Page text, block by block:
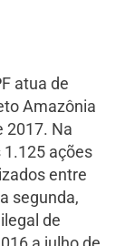
atua de
Amazônia
2017. Na
ações
entre
segunda,
de